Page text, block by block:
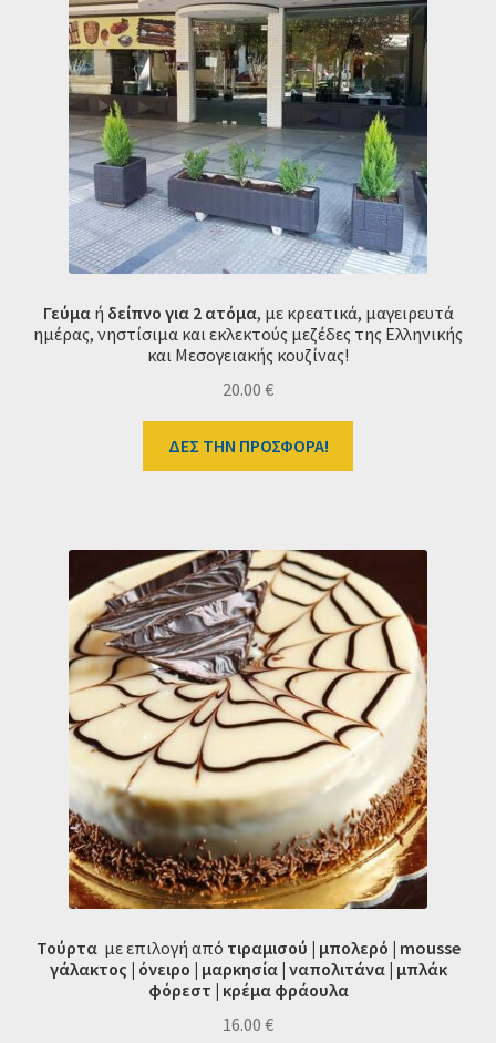
Γεύμα ή δείπνο για 2 ατόμα, με κρεατικά, μαγειρευτά
ημέρας, νηστίσιμα και εκλεκτούς μεζέδες της Ελληνικής
και Μεσογειακής κουζίνας!
20.00 €
ΔΕΣ ΤΗΝ ΠΡΟΣΦΟΡΑ!
Τούρτα με επιλογή από τιραμισού | μπολερό | mousse
γάλακτος | όνειρο | μαρκησία | ναπολιτάνα | μπλάκ
φόρεστ | κρέμα φράουλα
16.00 €